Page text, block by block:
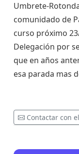
Umbrete-
comunidado de
curso próximo
Delegación por
que en años
esa parada mas
Contactar con